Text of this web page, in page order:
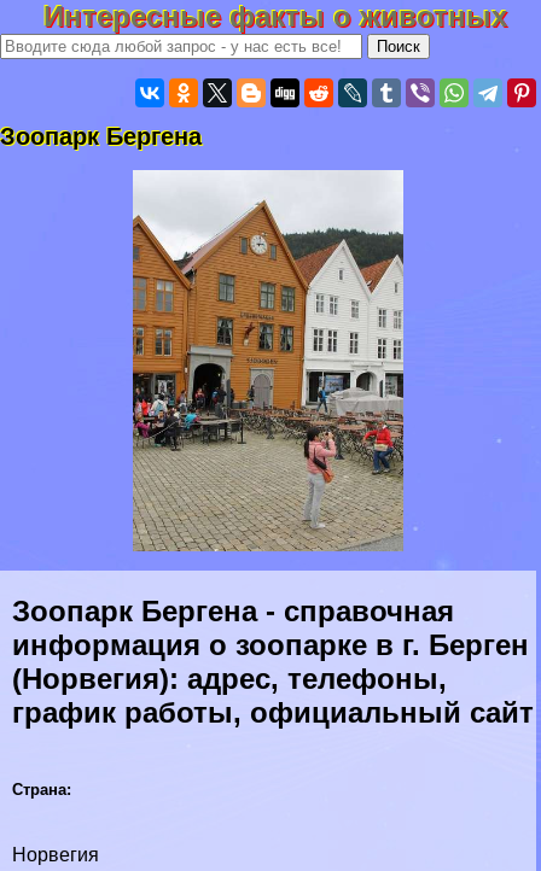
Интересные факты о животных
Зоопарк Бергена
Зоопарк Бергена - справочная
информация о зоопарке в г. Берген
(Норвегия): адрес, телефоны,
график работы, официальный сайт
Страна:
Норвегия